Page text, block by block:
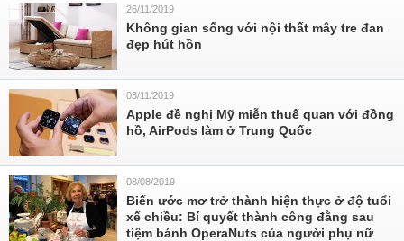
26/11/2019
Không gian sống với nội thất mây tre đan
đẹp hút hồn
03/11/2019
Apple đề nghị Mỹ miễn thuế quan với đồng
hồ, AirPods làm ở Trung Quốc
08/08/2019
Biến ước mơ trở thành hiện thực ở độ tuổi
xế chiều: Bí quyết thành công đằng sau
tiệm bánh OperaNuts của người phụ nữ